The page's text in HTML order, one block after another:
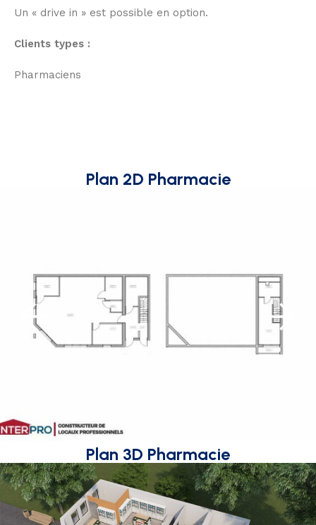
Un « drive in » est possible en option.
Clients types :
Pharmaciens
Plan 2D Pharmacie
Plan 3D Pharmacie